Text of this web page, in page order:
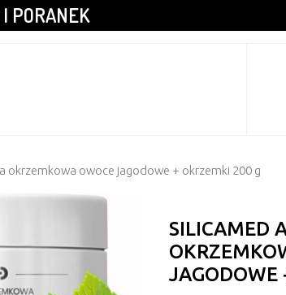
PORANEK
okrzemkowa owoce jagodowe + okrzemki 200 g
SILICAMED
JAGODOWE